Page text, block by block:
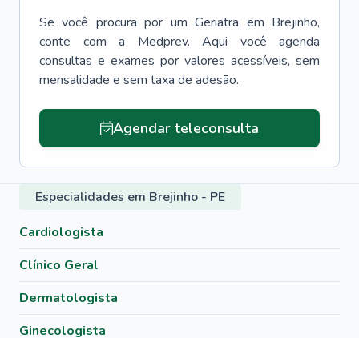
Se você procura por um Geriatra em Brejinho,
conte com a Medprev. Aqui você agenda
consultas e exames por valores acessíveis, sem
mensalidade e sem taxa de adesão.
Agendar teleconsulta
Especialidades em Brejinho - PE
Cardiologista
Clínico Geral
Dermatologista
Ginecologista